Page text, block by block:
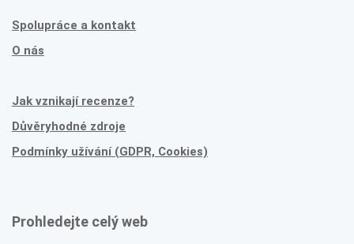
Spolupráce a kontakt
O nás
Jak vznikají recenze?
Důvěryhodné zdroje
Podmínky užívání (GDPR, Cookies)
Prohledejte celý web